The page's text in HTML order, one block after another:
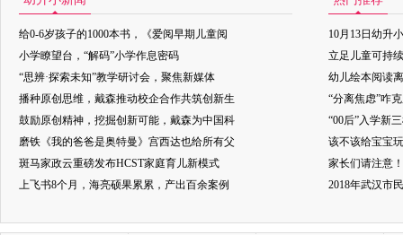
给0-6岁孩子的1000本书，《爱阅早期儿童阅
小学瞭望台，“解码”小学作息密码
“思辨·探索未知”教学研讨会，聚焦新媒体
播种原创思维，戴森推动校企合作共筑创新生
鼓励原创精神，挖掘创新可能，戴森为中国科
磨铁《我的爸爸是奥特曼》宫西达也给所有父
斑马家政云重磅发布HCST家庭育儿新模式
上飞书8个月，海亮硕果累累，产出百余案例
10月13日幼升
立足儿童可持
幼儿绘本阅读
“分离焦虑”咋
“00后”入学新
该不该给宝宝
家长们请注意
2018年武汉市